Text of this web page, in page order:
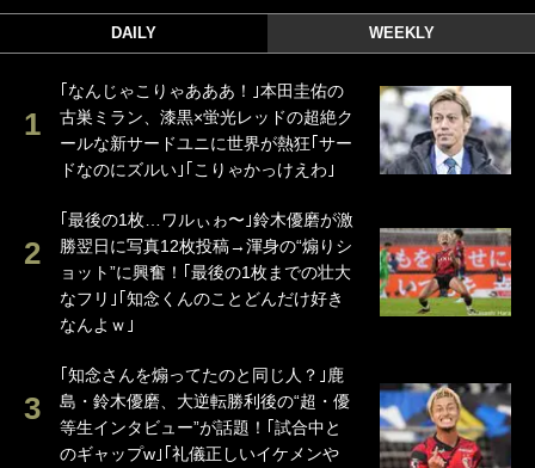
DAILY WEEKLY
｢なんじゃこりゃあああ！｣本田圭佑の
古巣ミラン、漆黒×蛍光レッドの超絶ク
ールな新サードユニに世界が熱狂｢サー
ドなのにズルい｣｢こりゃかっけえわ｣
｢最後の1枚…ワルぃゎ〜｣鈴木優磨が激
勝翌日に写真12枚投稿→渾身の“煽りシ
ョット”に興奮！｢最後の1枚までの壮大
なフリ｣｢知念くんのことどんだけ好き
なんよｗ｣
｢知念さんを煽ってたのと同じ人？｣鹿
島・鈴木優磨、大逆転勝利後の“超・優
等生インタビュー”が話題！｢試合中と
のギャップw｣｢礼儀正しいイケメンや